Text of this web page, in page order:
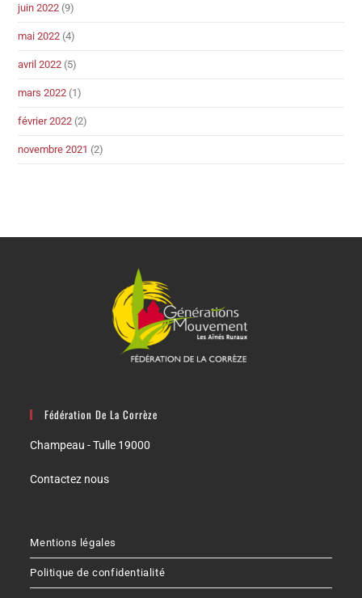
juin 2022 (9)
mai 2022 (4)
avril 2022 (5)
mars 2022 (1)
février 2022 (2)
novembre 2021 (2)
Fédération De La Corrèze
Champeau - Tulle 19000
Contactez nous
Mentions légales
Politique de confidentialité